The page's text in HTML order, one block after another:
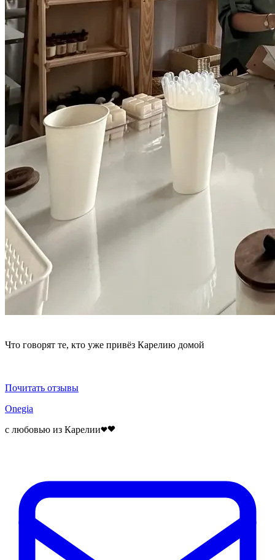
Что говорят те, кто уже привёз Карелию домой
Почитать отзывы
Onegia
с любовью из Карелии